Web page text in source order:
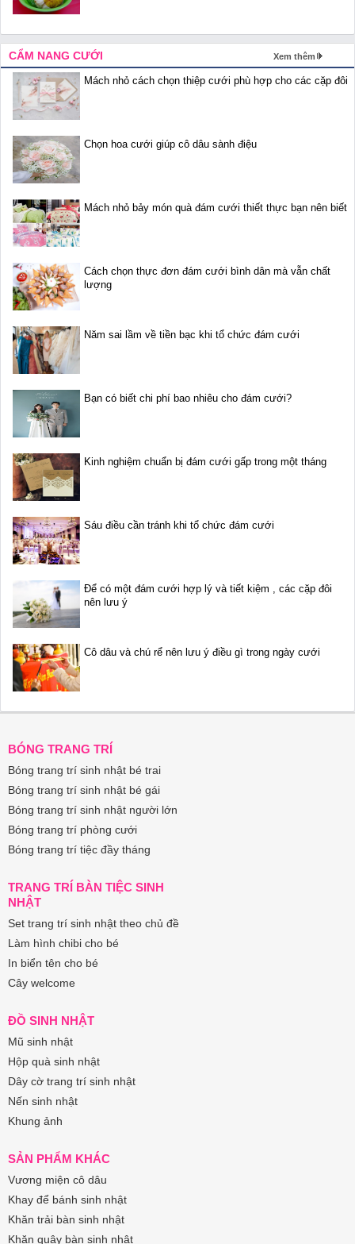
CẨM NANG CƯỚI Xem thêm
Mách nhỏ cách chọn thiệp cưới phù hợp cho các cặp đôi
Chọn hoa cưới giúp cô dâu sành điệu
Mách nhỏ bảy món quà đám cưới thiết thực bạn nên biết
Cách chọn thực đơn đám cưới bình dân mà vẫn chất
lượng
Năm sai lầm về tiền bạc khi tổ chức đám cưới
Bạn có biết chi phí bao nhiêu cho đám cưới?
Kinh nghiệm chuẩn bị đám cưới gấp trong một tháng
Sáu điều cần tránh khi tổ chức đám cưới
Để có một đám cưới hợp lý và tiết kiệm , các cặp đôi
nên lưu ý
Cô dâu và chú rể nên lưu ý điều gì trong ngày cưới
BÓNG TRANG TRÍ
Bóng trang trí sinh nhật bé trai
Bóng trang trí sinh nhật bé gái
Bóng trang trí sinh nhật người lớn
Bóng trang trí phòng cưới
Bóng trang trí tiệc đầy tháng
TRANG TRÍ BÀN TIỆC SINH
NHẬT
Set trang trí sinh nhật theo chủ đề
Làm hình chibi cho bé
In biển tên cho bé
Cây welcome
ĐỒ SINH NHẬT
Mũ sinh nhật
Hộp quà sinh nhật
Dây cờ trang trí sinh nhật
Nến sinh nhật
Khung ảnh
SẢN PHẨM KHÁC
Vương miện cô dâu
Khay để bánh sinh nhật
Khăn trải bàn sinh nhật
Khăn quây bàn sinh nhật